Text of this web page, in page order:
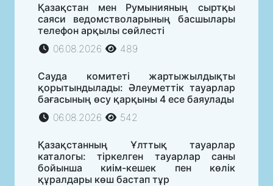
Қазақстан мен Румынияның сыртқы
саяси ведомстволарының басшылары
телефон арқылы сөйлесті
06.08.2026
489
Сауда комитеті жартыжылдықты
қорытындылады: Әлеуметтік тауарлар
бағасының өсу қарқыны 4 есе баяулады
06.08.2026
542
Қазақстанның Ұлттық тауарлар
каталогы: тіркелген тауарлар саны
бойынша киім-кешек пен көлік
құралдары көш бастап тұр